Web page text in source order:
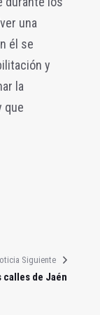
una
él se
y
la
que
Siguiente
calles de Jaén